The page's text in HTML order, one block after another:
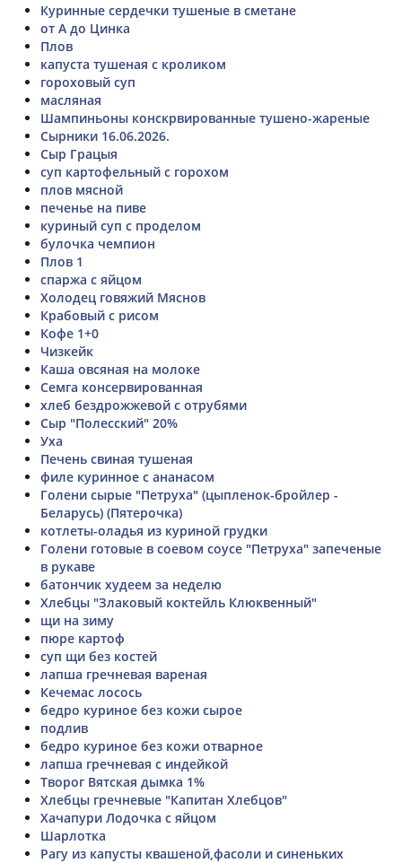
Куринные сердечки тушеные в сметане
от А до Цинка
Плов
капуста тушеная с кроликом
гороховый суп
масляная
Шампиньоны конскрвированные тушено-жареные
Сырники 16.06.2026.
Сыр Грацыя
суп картофельный с горохом
плов мясной
печенье на пиве
куриный суп с проделом
булочка чемпион
Плов 1
спаржа с яйцом
Холодец говяжий Мяснов
Крабовый с рисом
Кофе 1+0
Чизкейк
Каша овсяная на молоке
Семга консервированная
хлеб бездрожжевой с отрубями
Сыр "Полесский" 20%
Уха
Печень свиная тушеная
филе куринное с ананасом
Голени сырые "Петруха" (цыпленок-бройлер -
Беларусь) (Пятерочка)
котлеты-оладья из куриной грудки
Голени готовые в соевом соусе "Петруха" запеченые
в рукаве
батончик худеем за неделю
Хлебцы "Злаковый коктейль Клюквенный"
щи на зиму
пюре картоф
суп щи без костей
лапша гречневая вареная
Кечемас лосось
бедро куриное без кожи сырое
подлив
бедро куриное без кожи отварное
лапша гречневая с индейкой
Творог Вятская дымка 1%
Хлебцы гречневые "Капитан Хлебцов"
Хачапури Лодочка с яйцом
Шарлотка
Рагу из капусты квашеной,фасоли и синеньких